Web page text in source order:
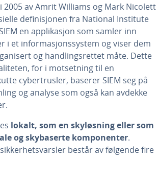
2005 av Amrit Williams og Mark Nicolett
definisjonen fra National Institute
en applikasjon som samler inn
i et informasjonssystem og viser dem
og handlingsrettet måte. Dette
for i motsetning til en
cybertrusler, baserer SIEM seg på
og analyse som også kan avdekke
lokalt, som en skyløsning eller som
og skybaserte komponenter.
består av følgende fire